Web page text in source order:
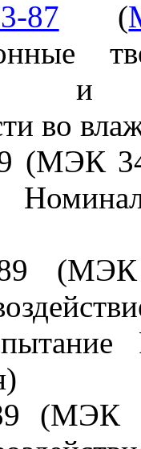
87 (
и
во
(МЭК
(МЭК
(МЭК